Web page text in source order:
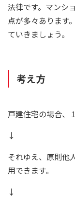
法律です。マンシ
点が多々あります
ていきましょう。
考え方
戸建住宅の場合、
↓
それゆえ、原則他
用できます。
↓